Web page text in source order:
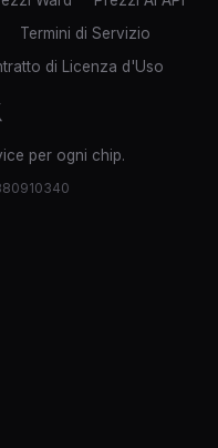
Termini di Servizio
di Licenza d'Uso
per ogni chip.